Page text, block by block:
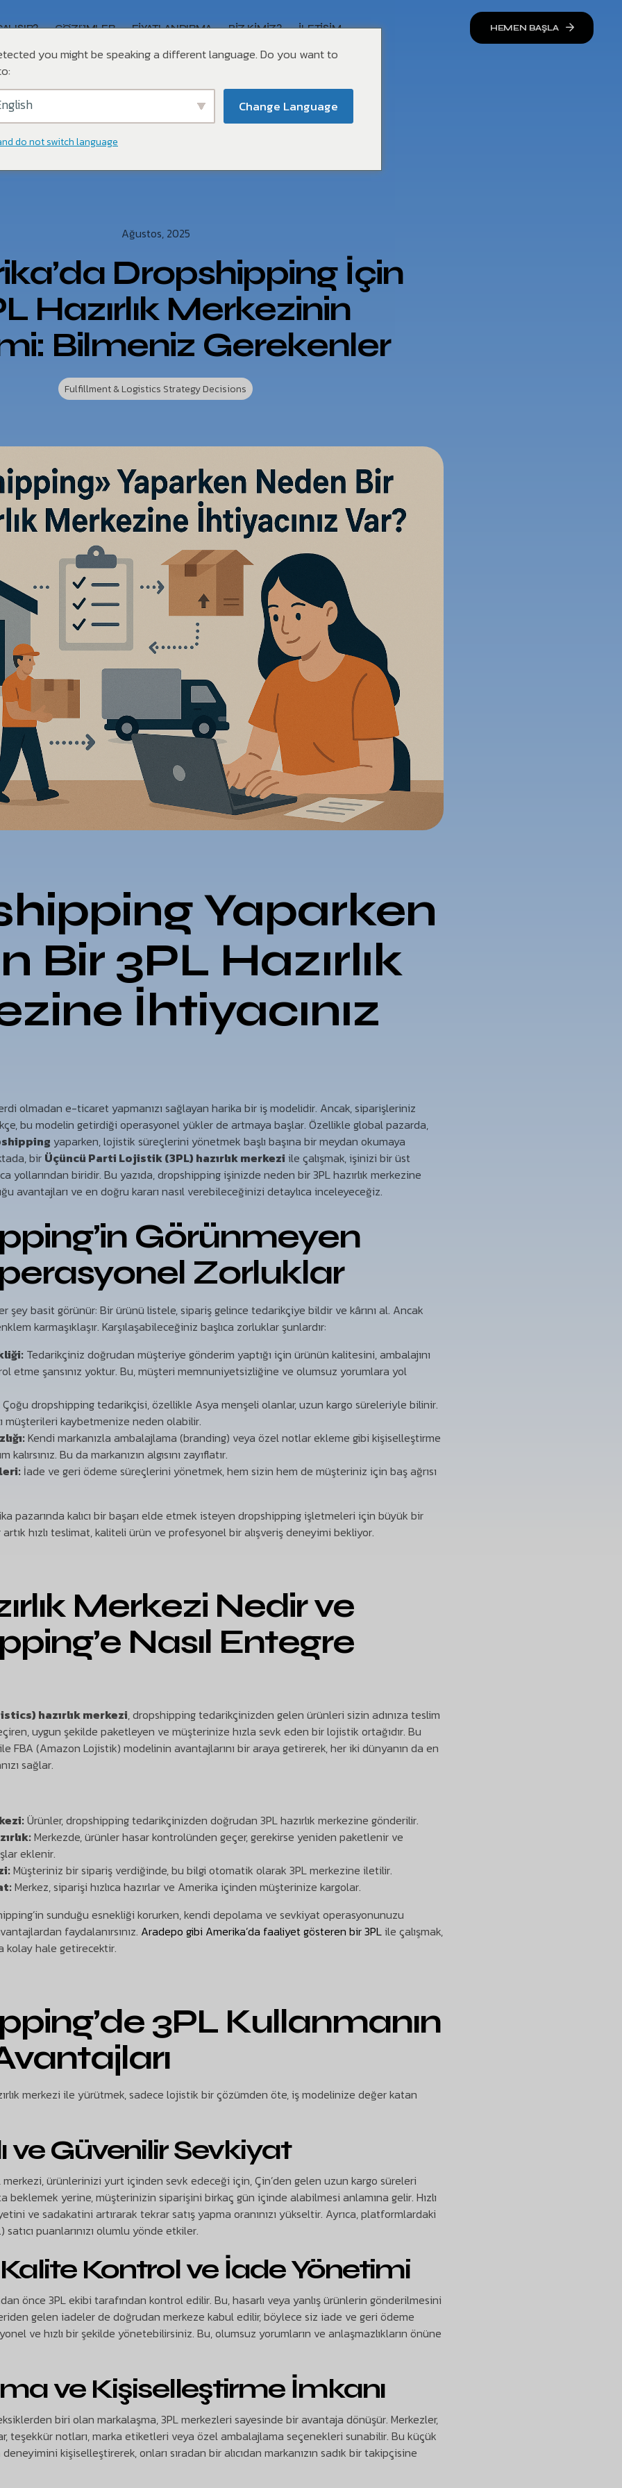
ÇÖZÜMLER FIYATLANDIRMA BIZ KIMIZ? İLETIŞIM HEMEN BAŞLA
Ağustos, 2025
Dropshipping İçin
Hazırlık Merkezinin
Bilmeniz Gerekenler
Fulfillment & Logistics Strategy Decisions
Yaparken
Bir 3PL Hazırlık
İhtiyacınız
olmadan e-ticaret yapmanızı sağlayan harika bir iş modelidir. Ancak, siparişleriniz
bu modelin getirdiği operasyonel yükler de artmaya başlar. Özellikle global pazarda,
yaparken, lojistik süreçlerini yönetmek başlı başına bir meydan okumaya
bir Üçüncü Parti Lojistik (3PL) hazırlık merkezi ile çalışmak, işinizi bir üst
yollarından biridir. Bu yazıda, dropshipping işinizde neden bir 3PL hazırlık merkezine
avantajları ve en doğru kararı nasıl verebileceğinizi detaylıca inceleyeceğiz.
Görünmeyen
Zorluklar
şey basit görünür: Bir ürünü listele, sipariş gelince tedarikçiye bildir ve kârını al. Ancak
karmaşıklaşır. Karşılaşabileceğiniz başlıca zorluklar şunlardır:
Tedarikçiniz doğrudan müşteriye gönderim yaptığı için ürünün kalitesini, ambalajını
etme şansınız yoktur. Bu, müşteri memnuniyetsizliğine ve olumsuz yorumlara yol
Çoğu dropshipping tedarikçisi, özellikle Asya menşeli olanlar, uzun kargo süreleriyle bilinir.
müşterileri kaybetmenize neden olabilir.
Kendi markanızla ambalajlama (branding) veya özel notlar ekleme gibi kişiselleştirme
Bu da markanızın algısını zayıflatır.
İade ve geri ödeme süreçlerini yönetmek, hem sizin hem de müşteriniz için baş ağrısı
pazarında kalıcı bir başarı elde etmek isteyen dropshipping işletmeleri için büyük bir
hızlı teslimat, kaliteli ürün ve profesyonel bir alışveriş deneyimi bekliyor.
Merkezi Nedir ve
Nasıl Entegre
hazırlık merkezi, dropshipping tedarikçinizden gelen ürünleri sizin adınıza teslim
uygun şekilde paketleyen ve müşterinize hızla sevk eden bir lojistik ortağıdır. Bu
FBA (Amazon Lojistik) modelinin avantajlarını bir araya getirerek, her iki dünyanın da en
sağlar.
Ürünler, dropshipping tedarikçinizden doğrudan 3PL hazırlık merkezine gönderilir.
Merkezde, ürünler hasar kontrolünden geçer, gerekirse yeniden paketlenir ve
eklenir.
Müşteriniz bir sipariş verdiğinde, bu bilgi otomatik olarak 3PL merkezine iletilir.
Merkez, siparişi hızlıca hazırlar ve Amerika içinden müşterinize kargolar.
sunduğu esnekliği korurken, kendi depolama ve sevkiyat operasyonunuzu
faydalanırsınız. Aradepo gibi Amerika’da faaliyet gösteren bir 3PLile çalışmak,
kolay hale getirecektir.
3PL Kullanmanın
merkezi ile yürütmek, sadece lojistik bir çözümden öte, iş modelinize değer katan
ve Güvenilir Sevkiyat
merkezi, ürünlerinizi yurt içinden sevk edeceği için, Çin’den gelen uzun kargo süreleri
beklemek yerine, müşterinizin siparişini birkaç gün içinde alabilmesi anlamına gelir. Hızlı
ve sadakatini artırarak tekrar satış yapma oranınızı yükseltir. Ayrıca, platformlardaki
puanlarınızı olumlu yönde etkiler.
Kontrol ve İade Yönetimi
önce 3PL ekibi tarafından kontrol edilir. Bu, hasarlı veya yanlış ürünlerin gönderilmesini
gelen iadeler de doğrudan merkeze kabul edilir, böylece siz iade ve geri ödeme
ve hızlı bir şekilde yönetebilirsiniz. Bu, olumsuz yorumların ve anlaşmazlıkların önüne
ve Kişiselleştirme İmkanı
biri olan markalaşma, 3PL merkezleri sayesinde bir avantaja dönüşür. Merkezler,
teşekkür notları, marka etiketleri veya özel ambalajlama seçenekleri sunabilir. Bu küçük
kişiselleştirerek, onları sıradan bir alıcıdan markanızın sadık bir takipçisine
you might be speaking a different language. Do you want to
Change Language
do not switch language